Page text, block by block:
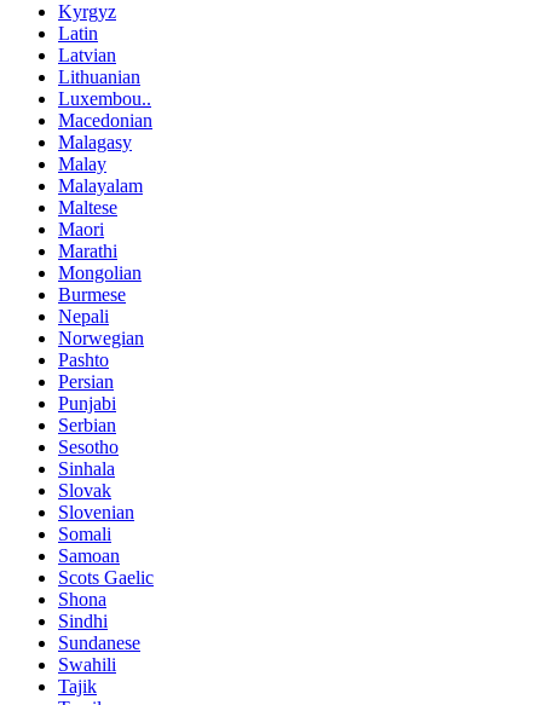
Kyrgyz
Latin
Latvian
Lithuanian
Luxembou..
Macedonian
Malagasy
Malay
Malayalam
Maltese
Maori
Marathi
Mongolian
Burmese
Nepali
Norwegian
Pashto
Persian
Punjabi
Serbian
Sesotho
Sinhala
Slovak
Slovenian
Somali
Samoan
Scots Gaelic
Shona
Sindhi
Sundanese
Swahili
Tajik